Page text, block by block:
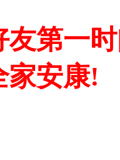
友第一
家安康!